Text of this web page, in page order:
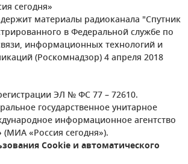
сегодня»
материалы радиоканала "Спутник
в Федеральной службе по
информационных технологий и
(Роскомнадзор) 4 апреля 2018
ЭЛ № ФС 77 – 72610.
государственное унитарное
информационное агентство
(МИА «Россия сегодня»).
Cookie и автоматического